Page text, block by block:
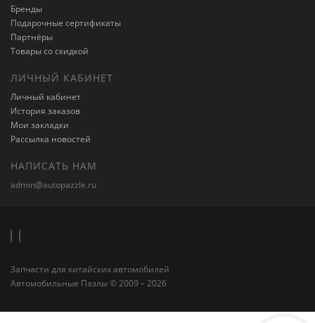
Бренды
Подарочные сертификаты
Партнёры
Товары со скидкой
ЛИЧНЫЙ КАБИНЕТ
Личный кабинет
История заказов
Мои закладки
Рассылка новостей
НАПИСАТЬ НАМ
admin@autopazzle.ru
Запчасти для китайских автомобилей
Автомобильные Пазлы © 2009 – 2026